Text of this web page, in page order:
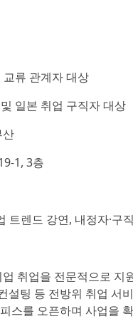
류 관계자 대상
일본 취업 구직자 대상
산
1, 3층
트렌드 강연, 내정자·구
취업을 전문적으로
설팅 등 전방위 취업
스를 오픈하며 사업을